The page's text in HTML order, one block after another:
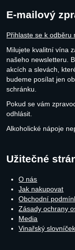
E-mailový
Přihlaste se k odběru
Milujete kvalitní vína
našeho newsletteru.
akcích a slevách,
budeme posílat jen
schránku.
Pokud se vám
odhlásit.
Alkoholické nápoje
Užitečné
O nás
Jak nakupovat
Obchodní
Zásady ochrany
Media
Vinařský slovníček